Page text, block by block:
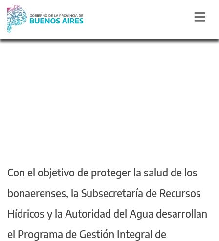
Con el objetivo de proteger la salud de los
bonaerenses, la Subsecretaría de Recursos
Hídricos y la Autoridad del Agua desarrollan
el Programa de Gestión Integral de